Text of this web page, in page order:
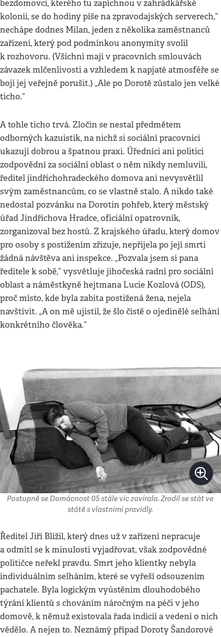
bezdomovci, kterého tu zapíchnou v zahrádkářské
kolonii, se do hodiny píše na zpravodajských serverech,“
nechápe dodnes Milan, jeden z několika zaměstnanců
zařízení, který pod podmínkou anonymity svolil
k rozhovoru. (Všichni mají v pracovních smlouvách
závazek mlčenlivosti a vzhledem k napjaté atmosféře se
bojí jej veřejně porušit.) „Ale po Dorotě zůstalo jen velké
ticho.“
A tohle ticho trvá. Zločin se nestal předmětem
odborných kazuistik, na nichž si sociální pracovníci
ukazují dobrou a špatnou praxi. Úředníci ani politici
zodpovědní za sociální oblast o něm nikdy nemluvili,
ředitel jindřichohradeckého domova ani nevysvětlil
svým zaměstnancům, co se vlastně stalo. A nikdo také
nedostal pozvánku na Dorotin pohřeb, který městský
úřad Jindřichova Hradce, oficiální opatrovník,
zorganizoval bez hostů. Z krajského úřadu, který domov
pro osoby s postižením zřizuje, nepřijela po její smrti
žádná návštěva ani inspekce. „Pozvala jsem si pana
ředitele k sobě,“ vysvětluje jihočeská radní pro sociální
oblast a náměstkyně hejtmana Lucie Kozlová (ODS),
proč místo, kde byla zabita postižená žena, nejela
navštívit. „A on mě ujistil, že šlo čistě o ojedinělé selhání
konkrétního člověka.“
Postupně se Domácnost 05 stále víc zavírala. Zrodil se stát ve
státě s vlastními pravidly.
Ředitel Jiří Blížil, který dnes už v zařízení nepracuje
a odmítl se k minulosti vyjadřovat, však zodpovědné
političce neřekl pravdu. Smrt jeho klientky nebyla
individuálním selháním, které se vyřeší odsouzením
pachatele. Byla logickým vyústěním dlouhodobého
týrání klientů s chováním náročným na péči v jeho
domově, k němuž existovala řada indicií a vedení o nich
vědělo. A nejen to. Neznámý případ Doroty Šandorové